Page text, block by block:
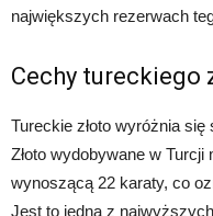
największych rezerwach
Cechy tureckiego
Tureckie złoto wyróżnia
Złoto wydobywane w
wynoszącą 22 karaty, co
Jest to jedna z